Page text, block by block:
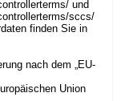
und
sccs/
finden Sie in
nach dem „EU-
Union